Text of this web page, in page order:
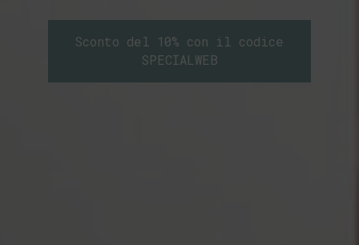
Sconto del 10% con il codice
SPECIALWEB